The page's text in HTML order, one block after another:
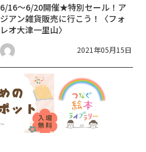
6/16〜6/20開催★特別セール！ア
ジアン雑貨販売に行こう！〈フォ
レオ大津一里山〉
2021年05月15日